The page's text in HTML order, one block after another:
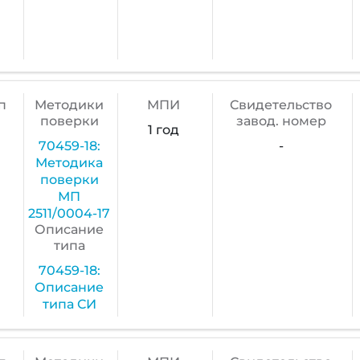
Методики
поверки
70459-18:
Методика
поверки
МП
2511/0004-17
Описание
типа
70459-18:
Описание
типа СИ
МПИ
1 год
Cвидетельство
завод. номер
-